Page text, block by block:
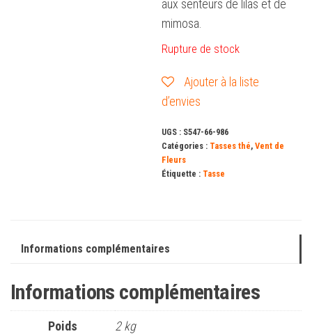
aux senteurs de lilas et de
mimosa.
Rupture de stock
Ajouter à la liste
d’envies
UGS : S547-66-986
Catégories : Tasses thé,Vent de
Fleurs
Étiquette : Tasse
Informations complémentaires
Informations complémentaires
Poids 2 kg